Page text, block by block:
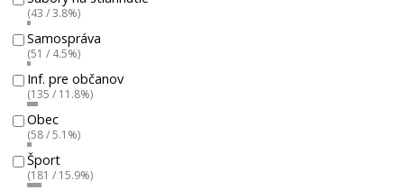
(43 / 3.8%)
Samospráva
(51 / 4.5%)
Inf. pre občanov
(135 / 11.8%)
Obec
(58 / 5.1%)
Šport
(181 / 15.9%)